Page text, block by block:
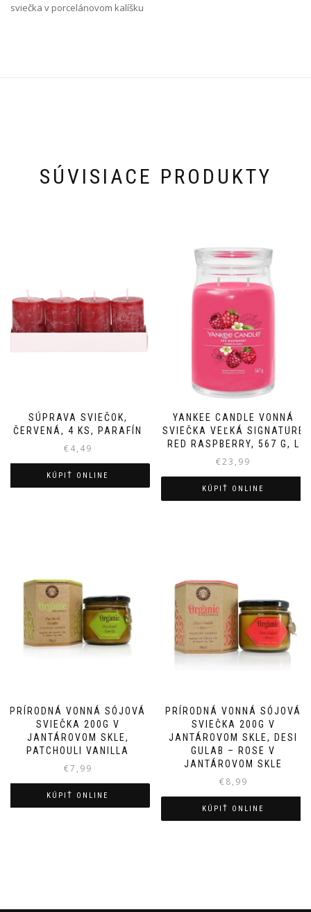
sviečka v porcelánovom kalíšku
SÚVISIACE PRODUKTY
SÚPRAVA SVIEČOK,
ČERVENÁ, 4 KS, PARAFÍN
€4,49
KÚPIŤ ONLINE
YANKEE CANDLE VONNÁ
SVIEČKA VEĽKÁ SIGNATURE
RED RASPBERRY, 567 G, L
€23,99
KÚPIŤ ONLINE
PRÍRODNÁ VONNÁ SÓJOVÁ
SVIEČKA 200G V
JANTÁROVOM SKLE,
PATCHOULI VANILLA
€7,99
KÚPIŤ ONLINE
PRÍRODNÁ VONNÁ SÓJOVÁ
SVIEČKA 200G V
JANTÁROVOM SKLE, DESI
GULAB – ROSE V
JANTÁROVOM SKLE
€8,99
KÚPIŤ ONLINE